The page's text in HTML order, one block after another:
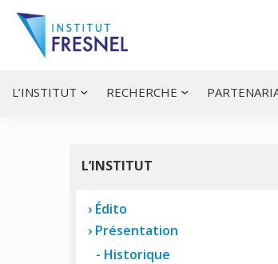
à
navigation
principale
au
contenu
principal
à
barre
latérale
Institut
innovation
en
L’INSTITUT RECHERCHE
L’INSTITUT
Édito
Présentation
Historique